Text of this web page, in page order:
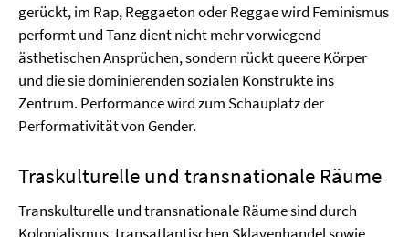
gerückt, im Rap, Reggaeton oder Reggae wird Feminismus
performt und Tanz dient nicht mehr vorwiegend
ästhetischen Ansprüchen, sondern rückt queere Körper
und die sie dominierenden sozialen Konstrukte ins
Zentrum. Performance wird zum Schauplatz der
Performativität von Gender.
Traskulturelle und transnationale Räume
Transkulturelle und transnationale Räume sind durch